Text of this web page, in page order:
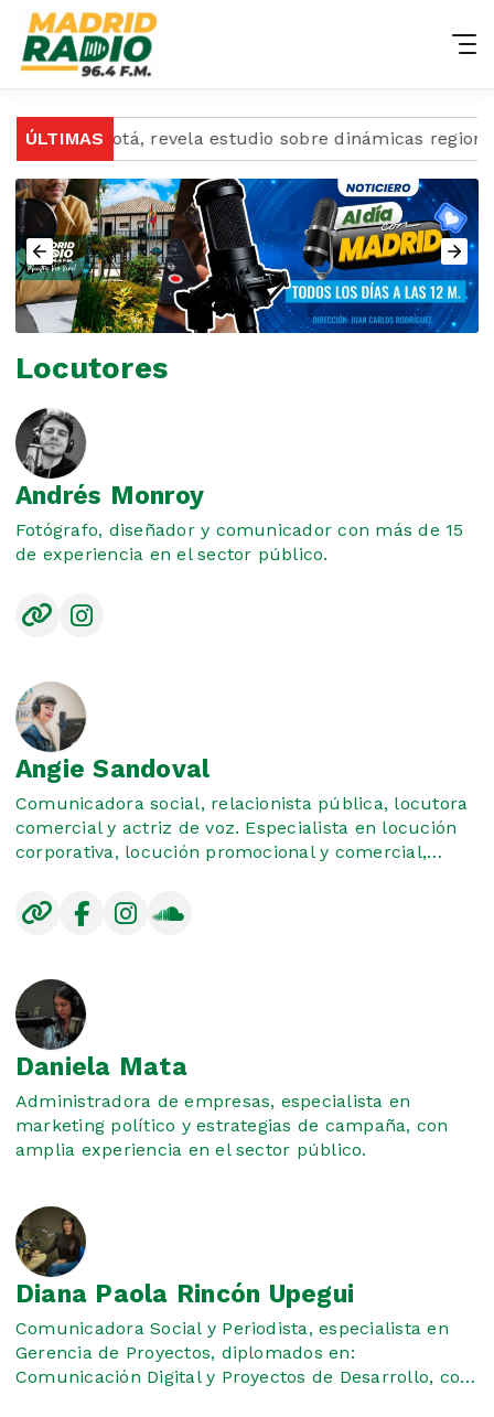
ÚLTIMAS
Bogotá, revela estudio sobre dinámicas regionales
Locutores
Andrés Monroy
Fotógrafo, diseñador y comunicador con más de 15
de experiencia en el sector público.
Angie Sandoval
Comunicadora social, relacionista pública, locutora
comercial y actriz de voz. Especialista en locución
corporativa, locución promocional y comercial,
Daniela Mata
Administradora de empresas, especialista en
marketing político y estrategias de campaña, con
amplia experiencia en el sector público.
Diana Paola Rincón Upegui
Comunicadora Social y Periodista, especialista en
Gerencia de Proyectos, diplomados en:
Comunicación Digital y Proyectos de Desarrollo, con